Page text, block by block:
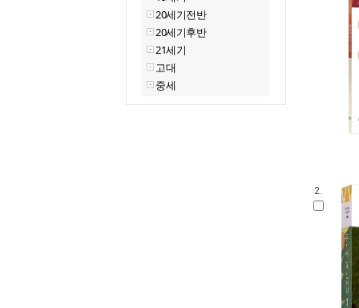
20세기전반
20세기후반
21세기
고대
중세
2.